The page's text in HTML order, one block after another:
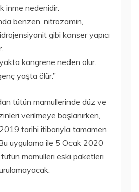
inme nedenidir.
benzen, nitrozamin,
gibi kanser yapıcı
kangrene neden olur.
yaşta ölür.”
tütün mamullerinde düz ve
verilmeye başlanırken,
tarihi itibarıyla tamamen
uygulama ile 5 Ocak 2020
mamulleri eski paketleri